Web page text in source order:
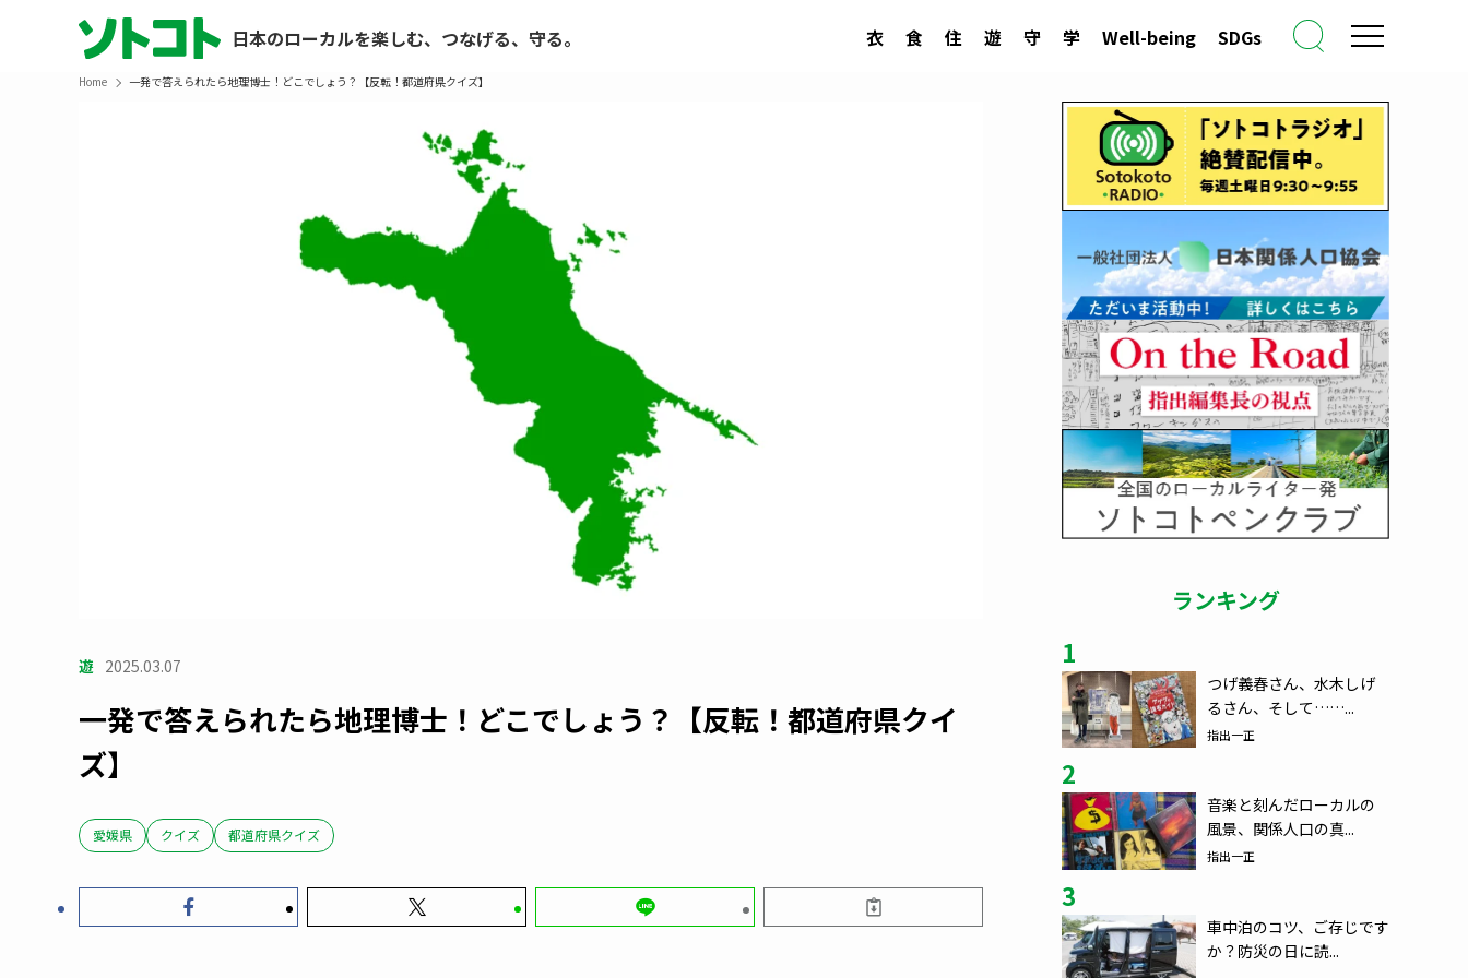
日本のローカルを楽しむ、つなげる、守る。 衣 食 住 遊 守 学 Well-being SDGs
Home 一発で答えられたら地理博士！どこでしょう？【反転！都道府県クイズ】
遊 2025.03.07
一発で答えられたら地理博士！どこでしょう？【反転！都道府県クイ
ズ】
愛媛県 クイズ 都道府県クイズ
ランキング
1
つげ義春さん、水木しげ
るさん、そして……...
指出一正
2
音楽と刻んだローカルの
風景、関係人口の真...
指出一正
3
車中泊のコツ、ご存じです
か？防災の日に読...